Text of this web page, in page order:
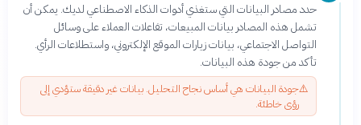
حدد مصادر البيانات التي ستغذي أدوات الذكاء الاصطناعي لديك. يمكن أن
تشمل هذه المصادر بيانات المبيعات، تفاعلات العملاء على وسائل
التواصل الاجتماعي، بيانات زيارات الموقع الإلكتروني، واستطلاعات الرأي.
تأكد من جودة هذه البيانات.
⚠️جودة البيانات هي أساس نجاح التحليل. بيانات غير دقيقة ستؤدي إلى
رؤى خاطئة.